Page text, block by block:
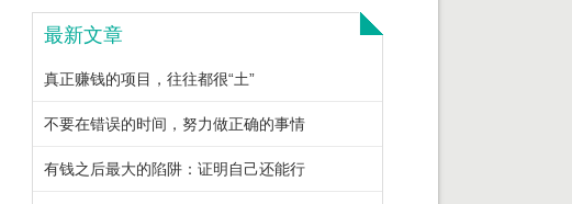
最新文章
真正赚钱的项目，往往都很“土”
不要在错误的时间，努力做正确的事情
有钱之后最大的陷阱：证明自己还能行